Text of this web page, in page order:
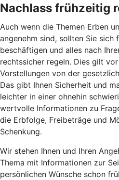
Nachlass frühzeitig
Auch wenn die Themen Erben
angenehm sind, sollten Sie sich
beschäftigen und alles nach
rechtssicher regeln. Dies gilt
Vorstellungen von der
Das gibt Ihnen Sicherheit und
leichter in einer ohnehin
wertvolle Informationen zu
die Erbfolge, Freibeträge und
Schenkung.
Wir stehen Ihnen und Ihren
Thema mit Informationen zur
persönlichen Wünsche schon